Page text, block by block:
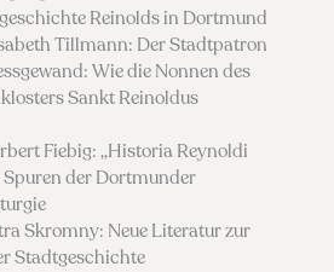
Reinolds in Dortmund
Tillmann: Der Stadtpatron
Wie die Nonnen des
Sankt Reinoldus
Fiebig: „Historia Reynoldi
der Dortmunder
Skromny: Neue Literatur zur
Stadtgeschichte